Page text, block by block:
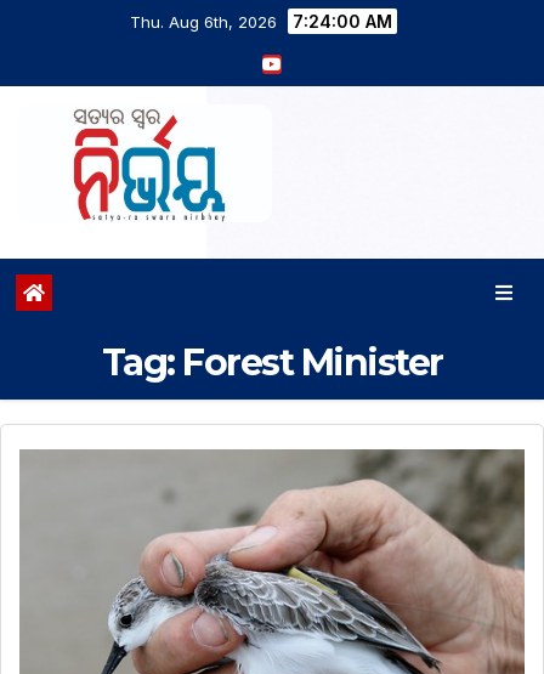
Thu. Aug 6th, 2026 7:24:01 AM
Tag: Forest Minister